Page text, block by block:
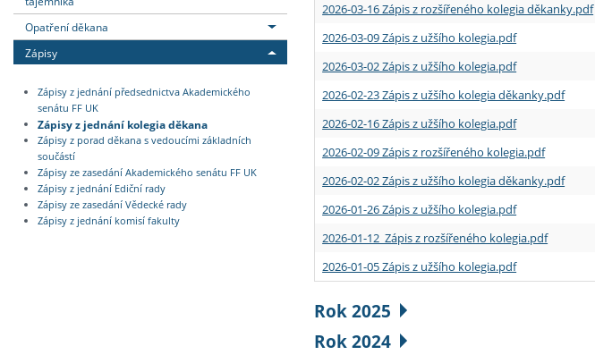
Opatření děkana
Zápisy
Zápisy z jednání předsednictva Akademického
senátu FF UK
Zápisy z jednání kolegia děkana
Zápisy z porad děkana s vedoucími základních
součástí
Zápisy ze zasedání Akademického senátu FF UK
Zápisy z jednání Ediční rady
Zápisy ze zasedání Vědecké rady
Zápisy z jednání komisí fakulty
2026-03-16 Zápis z rozšířeného kolegia děkanky.pdf
2026-03-09 Zápis z užšího kolegia.pdf
2026-03-02 Zápis z užšího kolegia.pdf
2026-02-23 Zápis z užšího kolegia děkanky.pdf
2026-02-16 Zápis z užšího kolegia.pdf
2026-02-09 Zápis z rozšířeného kolegia.pdf
2026-02-02 Zápis z užšího kolegia děkanky.pdf
2026-01-26 Zápis z užšího kolegia.pdf
2026-01-12 Zápis z rozšířeného kolegia.pdf
2026-01-05 Zápis z užšího kolegia.pdf
Rok 2025
Rok 2024